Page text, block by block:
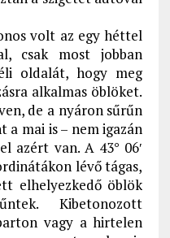
volt az egy héttel
csak most jobban
oldalát, hogy meg
alkalmas öblöket.
de a nyáron sűrűn
mai is – nem igazán
azért van. A 43° 06′
lévő tágas,
elhelyezkedő öblök
Kibetonozott
vagy a hirtelen